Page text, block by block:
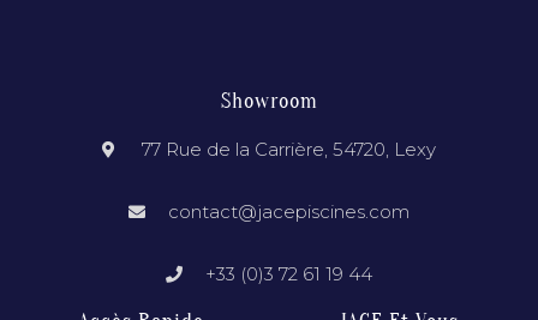
Showroom
77 Rue de la Carrière, 54720, Lexy
contact@jacepiscines.com
+33 (0)3 72 61 19 44